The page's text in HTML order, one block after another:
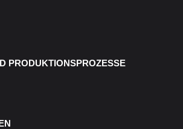
PRODUKTIONSPROZESSE